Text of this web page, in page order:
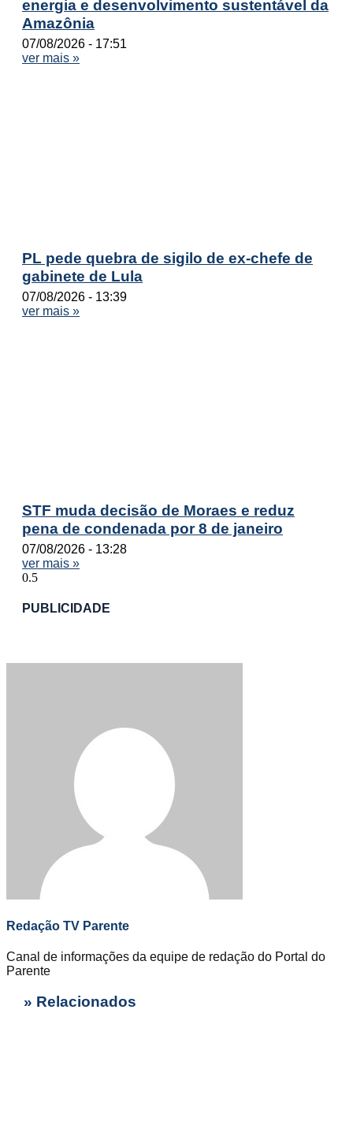
energia e desenvolvimento sustentável da
Amazônia
07/08/2026
17:51
ver mais »
PL pede quebra de sigilo de ex-chefe de
gabinete de Lula
07/08/2026
13:39
ver mais »
STF muda decisão de Moraes e reduz
pena de condenada por 8 de janeiro
07/08/2026
13:28
ver mais »
PUBLICIDADE
Redação TV Parente
Canal de informações da equipe de redação do Portal do
Parente
» Relacionados